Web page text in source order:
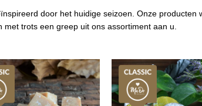
door het huidige seizoen. Onze producten
met trots een greep uit ons assortiment aan u.